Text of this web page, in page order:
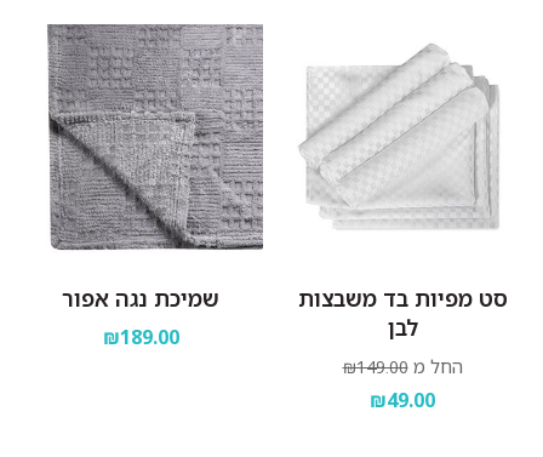
סט מפיות בד משבצות
לבן
החל מ ₪149.00
₪49.00
שמיכת נגה אפור
₪189.00